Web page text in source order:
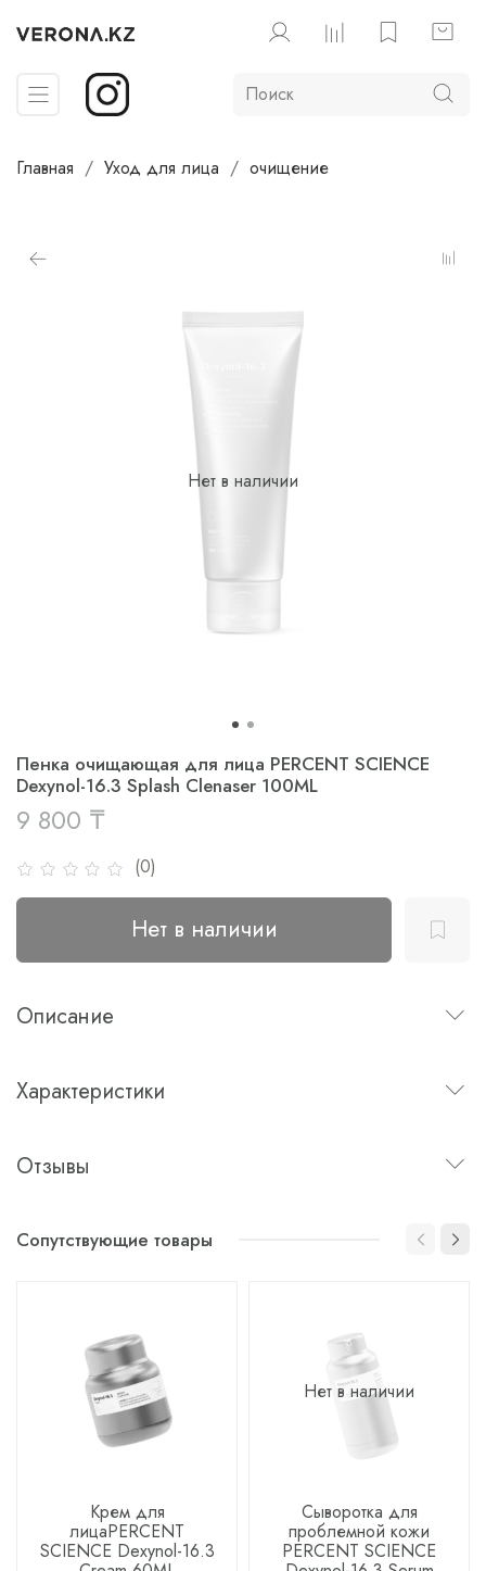
Главная Уход для лица очищение
Нет в наличии
(0)
Пенка очищающая для лица PERCENT SCIENCE
Dexynol-16.3 Splash Clenaser 100ML
9 800 ₸
Нет в наличии
Описание
Характеристики
Отзывы
Сопутствующие товары
Крем для
лицаPERCENT
SCIENCE Dexynol-16.3
Нет в наличии
Сыворотка для
проблемной кожи
PERCENT SCIENCE